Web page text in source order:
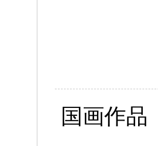
国画作品